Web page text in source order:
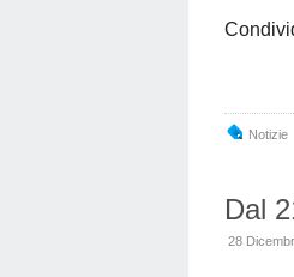
Notizie
Dal
28